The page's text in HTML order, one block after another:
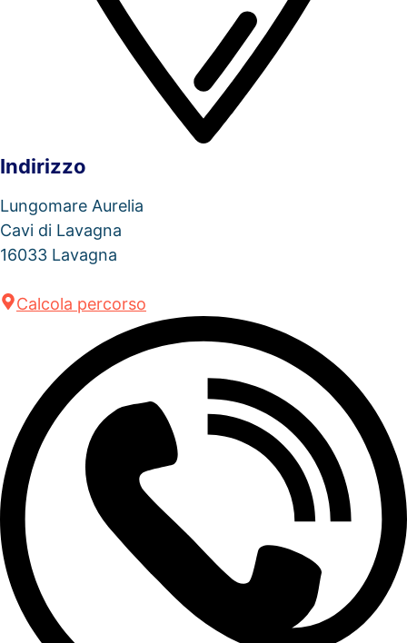
Indirizzo
Lungomare Aurelia
Cavi di Lavagna
16033 Lavagna
Calcola percorso